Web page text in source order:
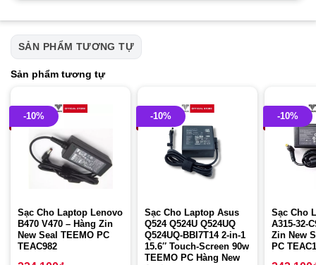
SẢN PHẨM TƯƠNG TỰ
Sản phẩm tương tự
-10%
Sạc Cho Laptop Lenovo
B470 V470 – Hàng Zin
New Seal TEEMO PC
TEAC982
-10%
Sạc Cho Laptop Asus
Q524 Q524U Q524UQ
Q524UQ-BBI7T14 2-in-1
15.6″ Touch-Screen 90w
TEEMO PC Hàng New
-10%
Sạc Cho
A315-32-
Zin New
PC TEAC1